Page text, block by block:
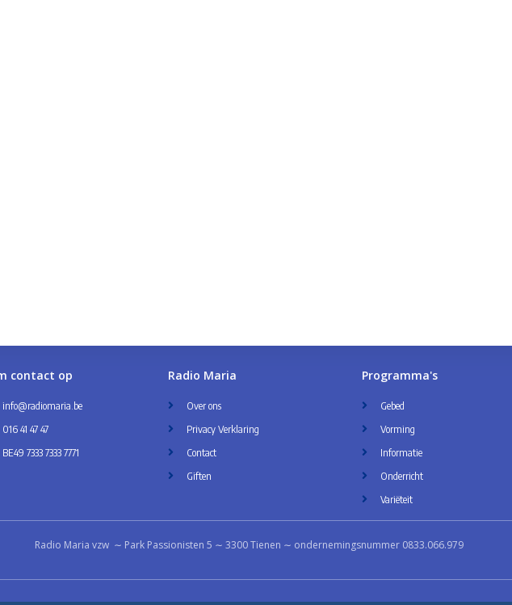
contact op
info@radiomaria.be
016 41 47 47
BE49 7333 7333 7771
Radio Maria
Over ons
Privacy Verklaring
Contact
Giften
Programma's
Gebed
Vorming
Informatie
Onderricht
Variëteit
Radio Maria vzw ∼ Park Passionisten 5 ∼ 3300 Tienen ∼ ondernemingsnummer 0833.066.979